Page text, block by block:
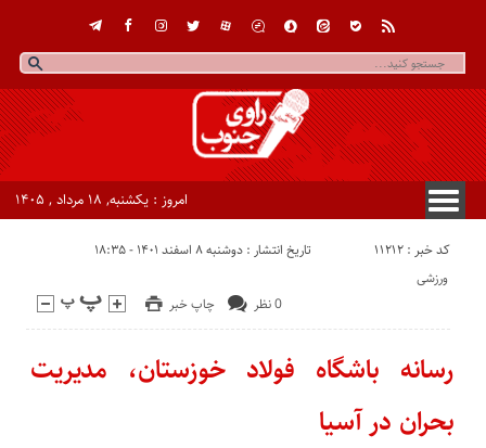
امروز : یکشنبه, ۱۸ مرداد , ۱۴۰۵
کد خبر : 11212 تاریخ انتشار : دوشنبه ۸ اسفند ۱۴۰۱ - ۱۸:۳۵
چاپ خبر 0 نظر
ورزشی
رسانه باشگاه فولاد خوزستان، مدیریت
بحران در آسیا